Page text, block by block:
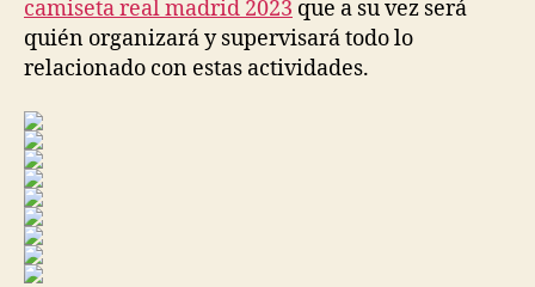
camiseta real madrid 2023 que a su vez será
quién organizará y supervisará todo lo
relacionado con estas actividades.